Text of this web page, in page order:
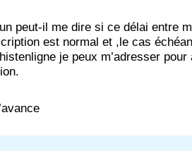
peut-il me dire si ce délai entre
est normal et ,le cas
je peux m’adresser pour